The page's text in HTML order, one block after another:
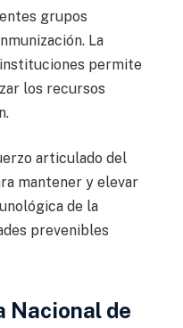
grupos
La
permite
los recursos
articulado del
mantener y elevar
de la
prevenibles
Nacional de